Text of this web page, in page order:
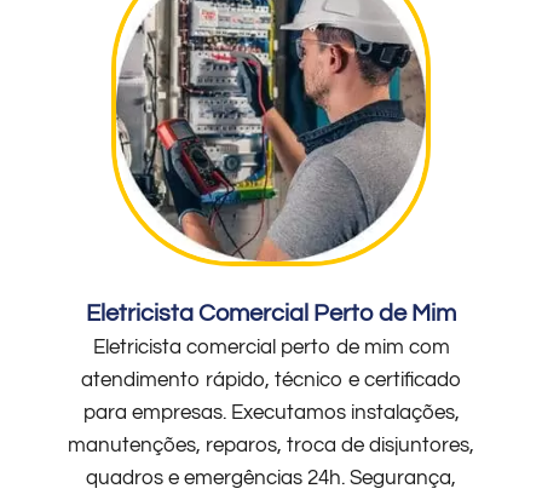
Eletricista Comercial Perto de Mim
Eletricista comercial perto de mim com
atendimento rápido, técnico e certificado
para empresas. Executamos instalações,
manutenções, reparos, troca de disjuntores,
quadros e emergências 24h. Segurança,